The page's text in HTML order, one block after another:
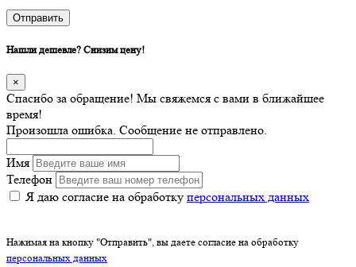
Отправить
Нашли дешевле? Снизим цену!
×
Спасибо за обращение! Мы свяжемся с вами в ближайшее
время!
Произошла ошибка. Сообщение не отправлено.
Имя
Телефон
Я даю согласие на обработку персональных данных
Нажимая на кнопку "Отправить", вы даете согласие на обработку
персональных данных